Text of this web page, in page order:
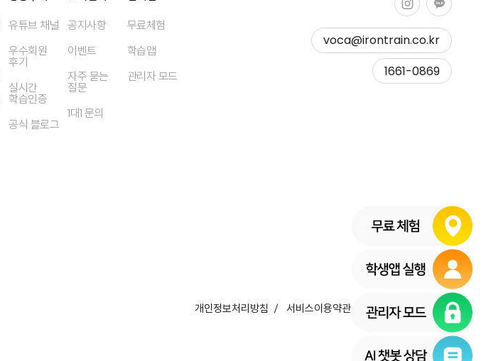
유튜브 채널
우수회원
후기
실시간
학습인증
공식 블로그
공지사항
이벤트
자주 묻는
질문
1대1 문의
무료체험
학습앱
관리자 모드
voca@irontrain.co.kr
Copy to clipboard
Copied !1661-0869
개인정보처리방침 서비스이용약관 이메일무단수집거부